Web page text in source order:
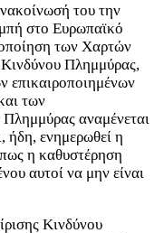
του την
στο Ευρωπαϊκό
των Χαρτών
Πλημμύρας,
επικαιροποιημένων
των
αναμένεται
ήδη, ενημερωθεί η
η καθυστέρηση
αυτοί να μην είναι
Κινδύνου